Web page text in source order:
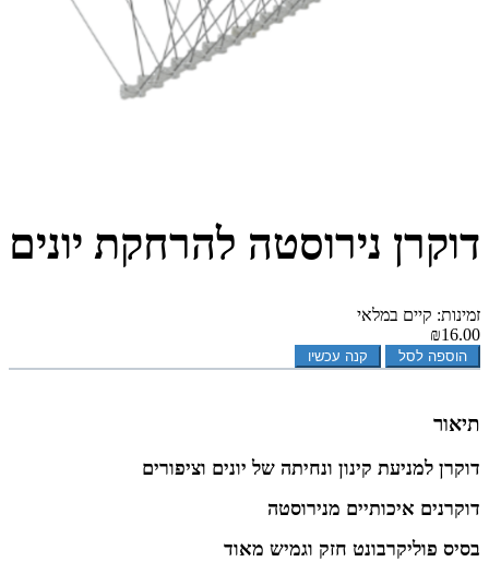
דוקרן נירוסטה להרחקת יונים
זמינות: קיים במלאי
₪16.00
הוספה לסל קנה עכשיו
תיאור
דוקרן למניעת קינון ונחיתה של יונים וציפורים
דוקרנים איכותיים מנירוסטה
בסיס פוליקרבונט חזק וגמיש מאוד